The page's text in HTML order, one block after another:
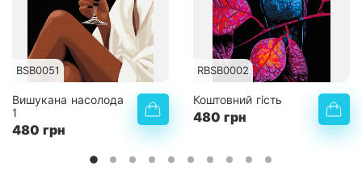
BSB0051
Вишукана насолода
1
480 грн
RBSB0002
Коштовний гість
480 грн